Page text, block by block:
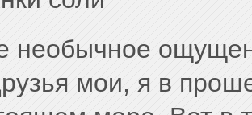
необычное
мои, я в